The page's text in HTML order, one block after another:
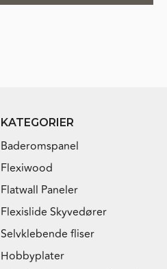
KATEGORIER
Baderomspanel
Flexiwood
Flatwall Paneler
Flexislide Skyvedører
Selvklebende fliser
Hobbyplater